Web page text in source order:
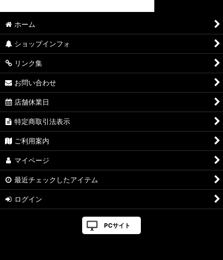
BOOKS
ホーム
ショップインフォ
リンク集
お問い合わせ
店舗休業日
特定商取引法表示
ご利用案内
マイページ
最近チェックしたアイテム
ログイン
PCサイト